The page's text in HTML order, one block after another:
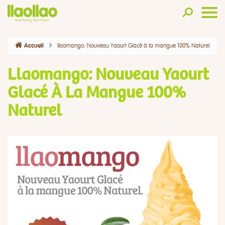
Accueil llaomango: Nouveau Yaourt Glacé à la mangue 100% Naturel
Llaomango: Nouveau Yaourt
Glacé À La Mangue 100%
Naturel